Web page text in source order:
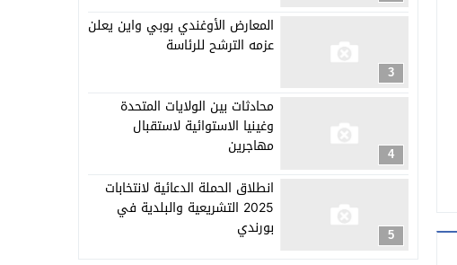
3
المعارض الأوغندي بوبي واين يعلن
عزمه الترشح للرئاسة
4
محادثات بين الولايات المتحدة
وغينيا الاستوائية لاستقبال
مهاجرين
5
انطلاق الحملة الدعائية لانتخابات
2025 التشريعية والبلدية في
بورندي